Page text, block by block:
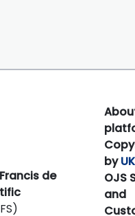
Francis de
by
OJS
and